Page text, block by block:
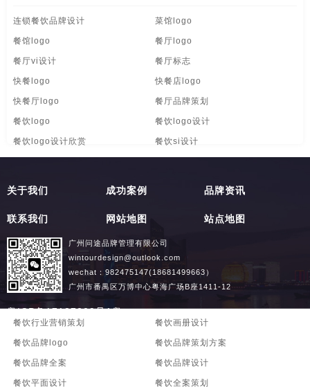
包装网站-包装设计 保健品-包装设计 餐饮-包装设计
创意包装-包装设计 高端/高档-包装设计 工业-包装设计
礼品包装-包装设计 食品-包装设计 数码产品-包装设计
快消产品-品牌策划-包装设计 视觉传达-
商业空间导视
连锁餐饮品牌设计 菜馆logo
餐馆logo 餐厅logo
餐厅vi设计 餐厅标志
快餐logo 快餐店logo
快餐厅logo 餐厅品牌策划
餐饮logo 餐饮logo设计
餐饮logo设计欣赏 餐饮si设计
餐饮标识
餐饮标志设计 餐饮策划方案
餐饮策划书 餐饮店logo
餐饮店品牌策划 餐饮定位策划
餐饮公司logo
餐饮行业营销策划 餐饮画册设计
餐饮品牌logo 餐饮品牌策划方案
餐饮品牌全案 餐饮品牌设计
餐饮平面设计 餐饮全案策划
关于我们 成功案例 品牌资讯
联系我们 网站地图 站点地图
广州问途品牌管理有限公司
wintourdesign@outlook.com
wechat：982475147(18681499663）
广州市番禺区万博中心粤海广场B座1411-12
粤ICP备17137209号1粤